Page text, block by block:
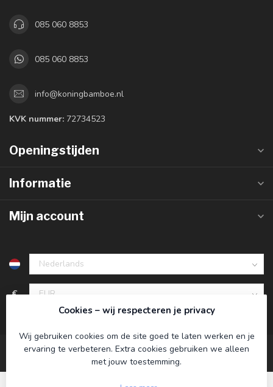
085 060 8853
085 060 8853
info@koningbamboe.nl
KVK nummer: 72734523
Openingstijden
Informatie
Mijn account
€
Cookies – wij respecteren je privacy
Wij gebruiken cookies om de site goed te laten werken en je
ervaring te verbeteren. Extra cookies gebruiken we alleen
met jouw toestemming.